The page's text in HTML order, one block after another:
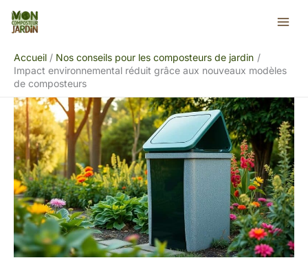
Aller
Accueil
Nos conseils pour les composteurs de jardin
Impact environnemental réduit grâce aux nouveaux modèles
de composteurs
Rechercher